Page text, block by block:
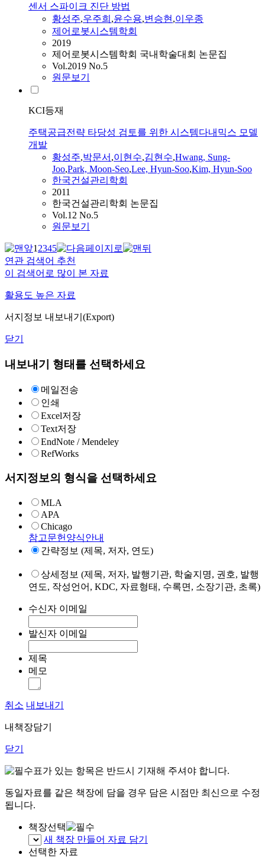
센서 스파이크 진단 방법
황성주,우주희 ,윤수용,변승현,이우종
제어로봇시스템학회
2019
제어로봇시스템학회 국내학술대회 논문집
Vol.2019 No.5
원문보기
KCI등재
주택공급전략 타당성 검토를 위한 시스템다내믹스 모델
개발
황성주,박문서 ,이현수,김현수,Hwang, Sung-
Joo,Park, Moon-Seo,Lee, Hyun-Soo,Kim, Hyun-Soo
한국건설관리학회
2011
한국건설관리학회 논문집
Vol.12 No.5
원문보기
12345
연관 검색어 추천
이 검색어로 많이 본 자료
활용도 높은 자료
서지정보 내보내기(Export)
닫기
내보내기 형태를 선택하세요
메일전송
인쇄
Excel저장
Text저장
EndNote / Mendeley
RefWorks
서지정보의 형식을 선택하세요
MLA
APA
Chicago
참고문헌양식안내
간략정보 (제목, 저자, 연도)
상세정보 (제목, 저자, 발행기관, 학술지명, 권호, 발행
연도, 작성언어, KDC, 자료형태, 수록면, 소장기관, 초록)
수신자 이메일
발신자 이메일
제목
메모
취소 내보내기
내책장담기
닫기
표가 있는 항목은 반드시 기재해 주셔야 합니다.
동일자료를 같은 책장에 담을 경우 담은 시점만 최신으로 수정
됩니다.
책장선택
새 책장 만들어 자료 담기
선택한 자료